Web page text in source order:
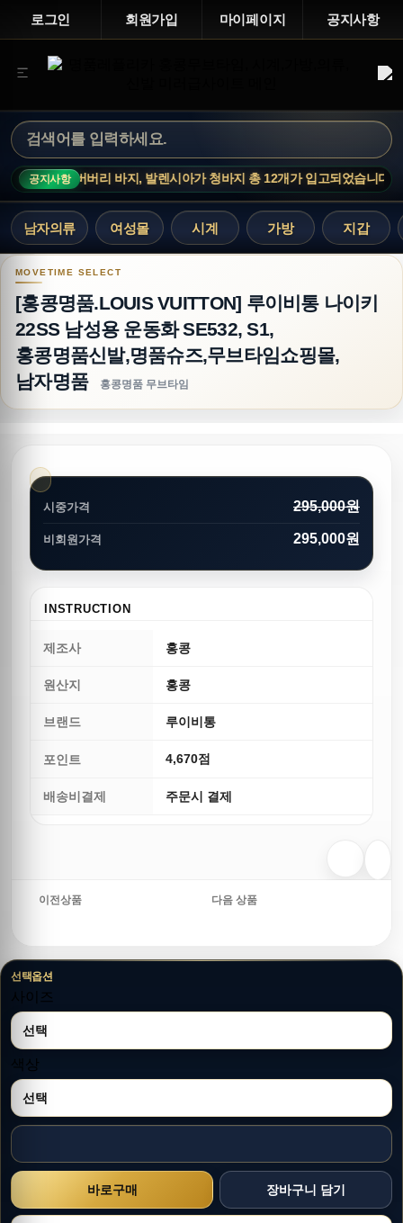
로그인 회원가입 마이페이지 공지사항
공지사항
오 니트, 버버리 바지, 발렌시아가 청바지 총 12개가 입고되었습니다.
남자의류 여성몰 시계 가방 지갑
[홍콩명품.LOUIS VUITTON] 루이비통 나이키
[홍콩명품.LOUIS VUITTON] 루이비통 나이키
22SS 남성용 운동화 SE532, S1,
홍콩명품신발,명품슈즈,무브타임쇼핑몰,
남자명품
홍콩명품 무브타임
시중가격 295,000원
비회원가격 295,000원
INSTRUCTION
제조사 홍콩
원산지 홍콩
브랜드 루이비통
포인트 4,670점
배송비결제 주문시 결제
이전상품 다음 상품
선택옵션
사이즈
색상